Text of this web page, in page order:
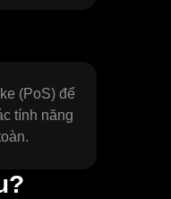
(PoS) để
tính năng